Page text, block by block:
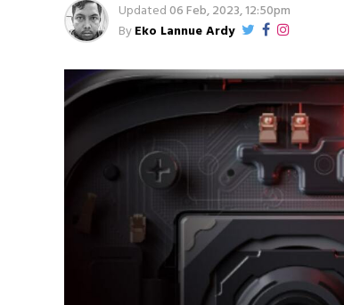
Updated06 Feb, 2023, 12:50pm
ByEko Lannue Ardy